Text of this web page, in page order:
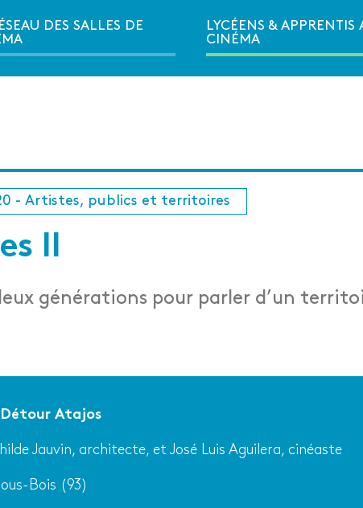
DES SALLES DE
LYCÉENS & APPRENTIS
CINÉMAOuvrir la
- Artistes, publics et territoires
II
générations pour parler d’un
Détour Atajos
Jauvin, architecte, et José Luis Aguilera, cinéaste
Bois (93)